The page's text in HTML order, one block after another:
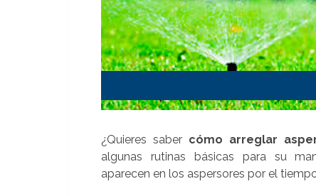
¿Quieres saber cómo arreglar
algunas rutinas básicas para su
aparecen en los aspersores por el